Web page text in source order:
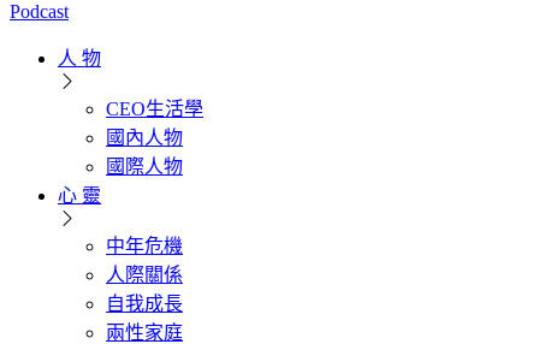
Podcast
人 物
CEO生活學
國內人物
國際人物
心 靈
中年危機
人際關係
自我成長
兩性家庭